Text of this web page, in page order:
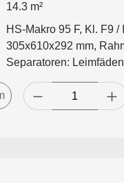
14.3 m²
HS-Makro 95 F, Kl. F9 /
305x610x292 mm,
Separatoren:
Luftmenge, geringeren
Standzeitvorteil